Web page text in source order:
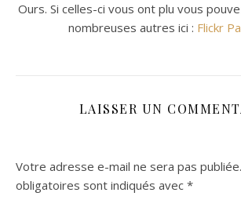
Ours. Si celles-ci vous ont plu vous
nombreuses autres ici : Flickr
LAISSER UN
Votre adresse e-mail ne sera pas publiée.
obligatoires sont indiqués avec *